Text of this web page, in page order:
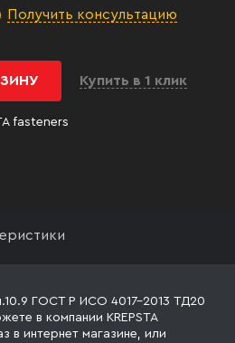
Получить консультацию
Купить в 1 клик
fasteners
ГОСТ Р ИСО 4017-2013 ТД20
в компании KREPSTA
в интернет магазине, или